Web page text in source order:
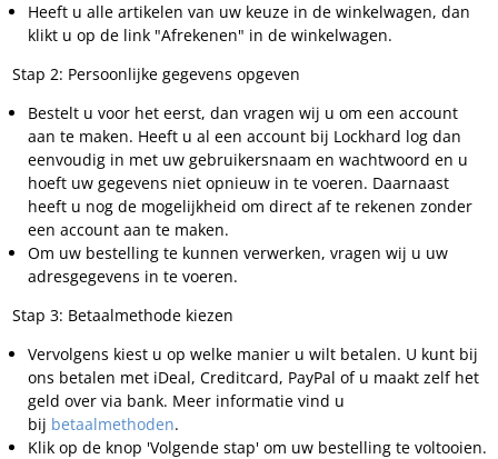
Heeft u alle artikelen van uw keuze in de winkelwagen, dan
klikt u op de link "Afrekenen" in de winkelwagen.
Stap 2: Persoonlijke gegevens opgeven
Bestelt u voor het eerst, dan vragen wij u om een account
aan te maken. Heeft u al een account bij Lockhard log dan
eenvoudig in met uw gebruikersnaam en wachtwoord en u
hoeft uw gegevens niet opnieuw in te voeren. Daarnaast
heeft u nog de mogelijkheid om direct af te rekenen zonder
een account aan te maken.
Om uw bestelling te kunnen verwerken, vragen wij u uw
adresgegevens in te voeren.
Stap 3: Betaalmethode kiezen
Vervolgens kiest u op welke manier u wilt betalen. U kunt bij
ons betalen met iDeal, Creditcard, PayPal of u maakt zelf het
geld over via bank. Meer informatie vind u
bij betaalmethoden.
Klik op de knop 'Volgende stap' om uw bestelling te voltooien.